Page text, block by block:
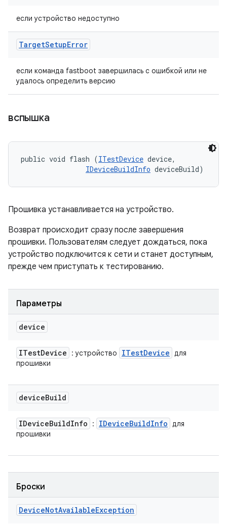
если устройство недоступно
TargetSetupError
если команда fastboot завершилась с ошибкой или не
удалось определить версию
вспышка
public void flash (ITestDevice device,
IDeviceBuildInfo deviceBuild)
Прошивка устанавливается на устройство.
Возврат происходит сразу после завершения
прошивки. Пользователям следует дождаться, пока
устройство подключится к сети и станет доступным,
прежде чем приступать к тестированию.
Параметры
device
ITestDevice : устройство ITestDevice для
прошивки
deviceBuild
IDeviceBuildInfo : IDeviceBuildInfo для
прошивки
Броски
DeviceNotAvailableException